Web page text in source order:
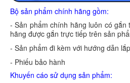
Bộ sản phẩm chính hãng gồm:
- Sản phẩm chính hãng luôn có
hãng được gắn trực tiếp trên sản
- Sản phẩm đi kèm với hướng dẫn
- Phiếu bảo hành
Khuyến cáo sử dụng sản phẩm: